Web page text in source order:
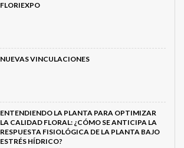
FLORIEXPO
NUEVAS VINCULACIONES
ENTENDIENDO LA PLANTA PARA OPTIMIZAR
LA CALIDAD FLORAL: ¿CÓMO SE ANTICIPA LA
RESPUESTA FISIOLÓGICA DE LA PLANTA BAJO
ESTRÉS HÍDRICO?